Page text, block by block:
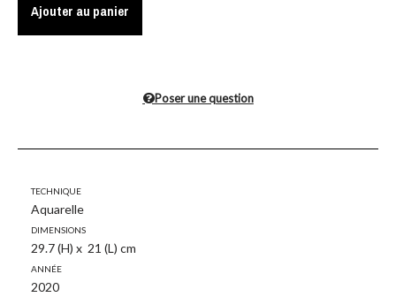
Ajouter au panier
Poser une question
Technique
Aquarelle
Dimensions
29.7 (H) x 21 (L) cm
Année
2020